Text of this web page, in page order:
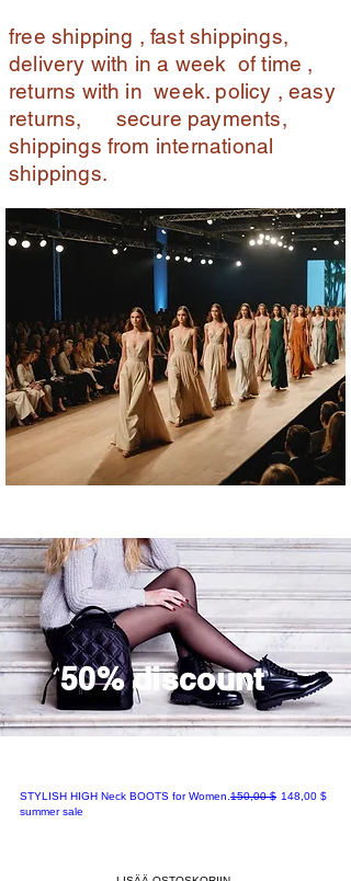
free shipping , fast shippings,
delivery with in a week of time ,
returns with in week. policy , easy
returns, secure payments,
shippings from international
shippings.
50% discount
STYLISH HIGH Neck BOOTS for Women.Normaali hinta
150,00 $ Alehinta
148,00 $
summer sale